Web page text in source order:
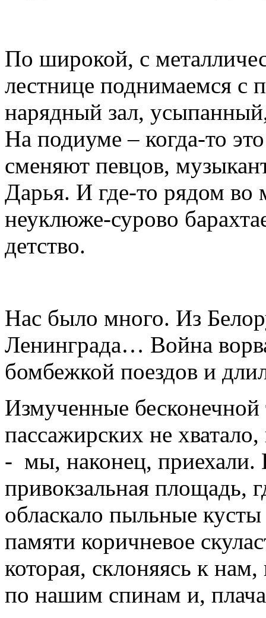
По широкой, с
лестнице поднимаемся с
нарядный зал,
На подиуме – когда-то
сменяют певцов,
Дарья. И где-то рядом во
неуклюже-сурово
детство.
Нас было много. Из
Ленинграда… Война
бомбежкой поездов и
Измученные бесконечной
пассажирских не
- мы, наконец, приехали.
привокзальная площадь,
обласкало пыльные
памяти коричневое
которая, склоняясь к
по нашим спинам и,